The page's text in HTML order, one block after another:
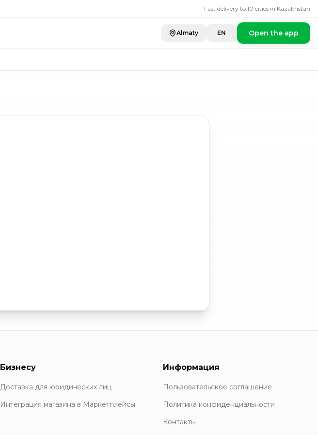
Fast delivery to 10 cities in Kazakhstan
Almaty EN Open the app
Бизнесу
Доставка для юридических лиц
Интеграция магазина в Маркетплейсы
Информация
Пользовательское соглашение
Политика конфиденциальности
Контакты